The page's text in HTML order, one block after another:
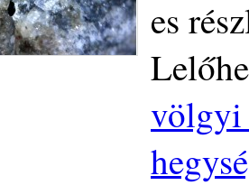
es
völgyi